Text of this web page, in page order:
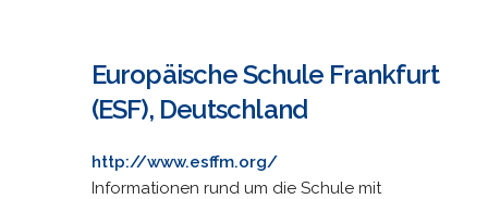
Europäische Schule Frankfurt
(ESF), Deutschland
http://www.esffm.org/
Informationen rund um die Schule mit